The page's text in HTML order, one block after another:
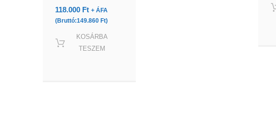
118.000 Ft + ÁFA
(Bruttó:149.860 Ft)
KOSÁRBA
TESZEM